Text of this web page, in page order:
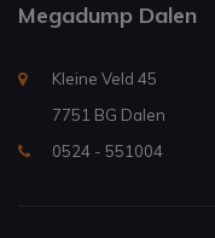
Megadump Dalen
Kleine Veld 45
7751 BG Dalen
0524 - 551004